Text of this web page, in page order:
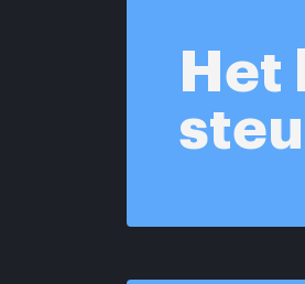
Het